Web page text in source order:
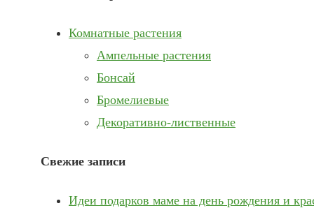
Комнатные растения
Ампельные растения
Бонсай
Бромелиевые
Декоративно-лиственные
Свежие записи
Идеи подарков маме на день рождения и